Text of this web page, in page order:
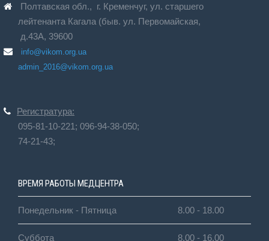
Полтавская обл., г. Кременчуг, ул. старшего
лейтенанта Кагала (быв. ул. Первомайская,
д.43А, 39600
info@vikom.org.ua
admin_2016@vikom.org.ua
Регистратура:
095-81-10-221; 096-94-38-050;
74-21-43;
ВРЕМЯ РАБОТЫ МЕДЦЕНТРА
Понедельник - Пятница 8.00 - 18.00
Суббота 8.00 - 16.00